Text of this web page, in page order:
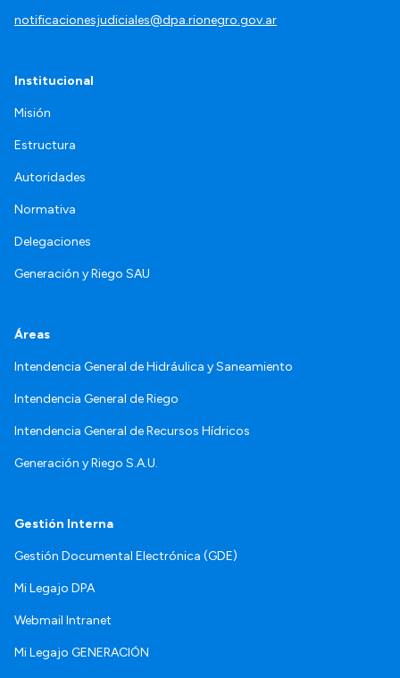
notificacionesjudiciales@dpa.rionegro.gov.ar
Institucional
Misión
Estructura
Autoridades
Normativa
Delegaciones
Generación y Riego SAU
Áreas
Intendencia General de Hidráulica y Saneamiento
Intendencia General de Riego
Intendencia General de Recursos Hídricos
Generación y Riego S.A.U.
Gestión Interna
Gestión Documental Electrónica (GDE)
Mi Legajo DPA
Webmail Intranet
Mi Legajo GENERACIÓN